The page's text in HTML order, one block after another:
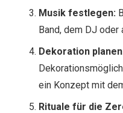
Musik festlegen:
Band, dem DJ oder
Dekoration
ein Konzept mit
Rituale für die